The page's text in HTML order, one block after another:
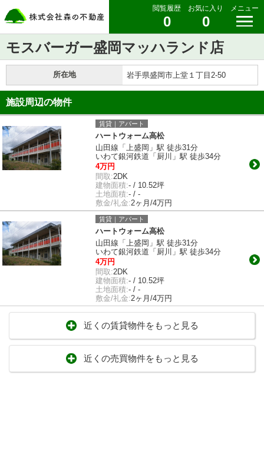
閲覧履歴
0
お気に入り
0
メニュー
モスバーガー盛岡マッハランド店
所在地 岩手県盛岡市上堂１丁目2-50
施設周辺の物件
賃貸｜アパート
ハートウォーム高松
山田線「上盛岡」駅 徒歩31分
いわて銀河鉄道「厨川」駅 徒歩34分
4万円
間取:2DK
建物面積:- / 10.52坪
土地面積:- / -
敷金/礼金:2ヶ月/4万円
賃貸｜アパート
ハートウォーム高松
山田線「上盛岡」駅 徒歩31分
いわて銀河鉄道「厨川」駅 徒歩34分
4万円
間取:2DK
建物面積:- / 10.52坪
土地面積:- / -
敷金/礼金:2ヶ月/4万円
近くの賃貸物件をもっと見る
近くの売買物件をもっと見る